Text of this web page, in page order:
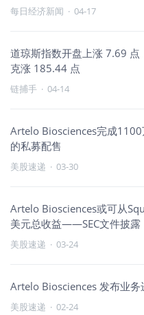
每日经济新闻 · 04-17
道琼斯指数开盘上涨 7.69
克涨 185.44 点
链捕手 · 04-14
Artelo Biosciences完成
的私募配售
美股速递 · 03-30
Artelo Biosciences或可从
美元总收益——SEC文件披露
美股速递 · 03-24
Artelo Biosciences 发布业
美股速递 · 02-24